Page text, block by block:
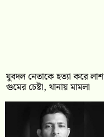
যুবদল নেতাকে হত্যা করে লাশ
গুমের চেষ্টা, থানায় মামলা